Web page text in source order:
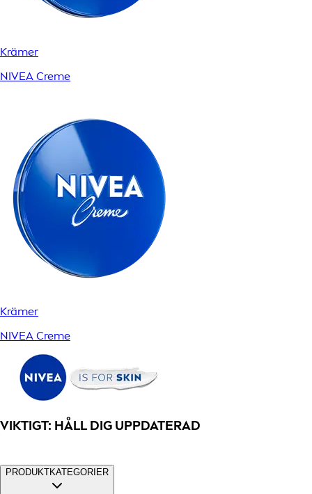
Krämer
NIVEA Creme
Krämer
NIVEA Creme
VIKTIGT: HÅLL DIG UPPDATERAD
PRODUKTKATEGORIER